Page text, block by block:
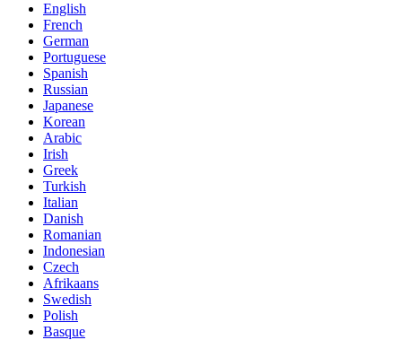
English
French
German
Portuguese
Spanish
Russian
Japanese
Korean
Arabic
Irish
Greek
Turkish
Italian
Danish
Romanian
Indonesian
Czech
Afrikaans
Swedish
Polish
Basque